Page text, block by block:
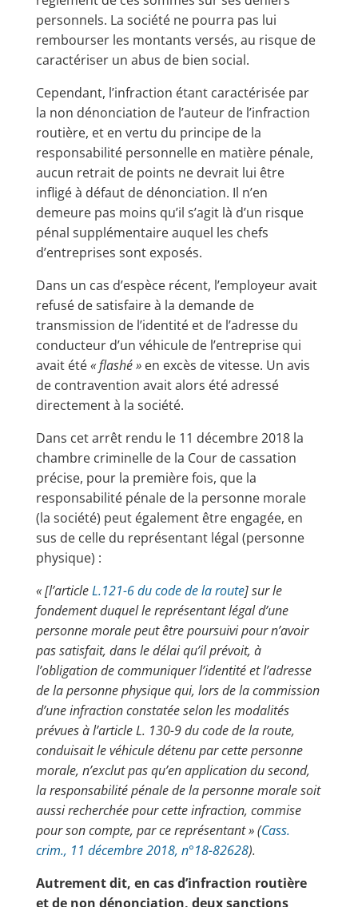
personnels. La société ne pourra pas lui
rembourser les montants versés, au risque de
caractériser un abus de bien social.
Cependant, l’infraction étant caractérisée par
la non dénonciation de l’auteur de l’infraction
routière, et en vertu du principe de la
responsabilité personnelle en matière pénale,
aucun retrait de points ne devrait lui être
infligé à défaut de dénonciation. Il n’en
demeure pas moins qu’il s’agit là d’un risque
pénal supplémentaire auquel les chefs
d’entreprises sont exposés.
Dans un cas d’espèce récent, l’employeur avait
refusé de satisfaire à la demande de
transmission de l’identité et de l’adresse du
conducteur d’un véhicule de l’entreprise qui
avait été« flashé »en excès de vitesse. Un avis
de contravention avait alors été adressé
directement à la société.
Dans cet arrêt rendu le 11 décembre 2018 la
chambre criminelle de la Cour de cassation
précise, pour la première fois, que la
responsabilité pénale de la personne morale
(la société) peut également être engagée, en
sus de celle du représentant légal (personne
physique) :
« [l’articleL.121-6 du code de la route] sur le
fondement duquel le représentant légal d’une
personne morale peut être poursuivi pour n’avoir
pas satisfait, dans le délai qu’il prévoit, à
l’obligation de communiquer l’identité et l’adresse
de la personne physique qui, lors de la commission
d’une infraction constatée selon les modalités
prévues à l’article L. 130-9 du code de la route,
conduisait le véhicule détenu par cette personne
morale, n’exclut pas qu’en application du second,
la responsabilité pénale de la personne morale soit
aussi recherchée pour cette infraction, commise
pour son compte, par ce représentant » (Cass.
crim., 11 décembre 2018, n°18-82628).
Autrement dit, en cas d’infraction routière
et de non dénonciation, deux sanctions